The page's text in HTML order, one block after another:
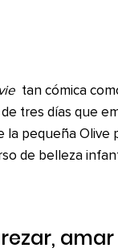
tan cómica
de tres días que
la pequeña Olive
de belleza
amar